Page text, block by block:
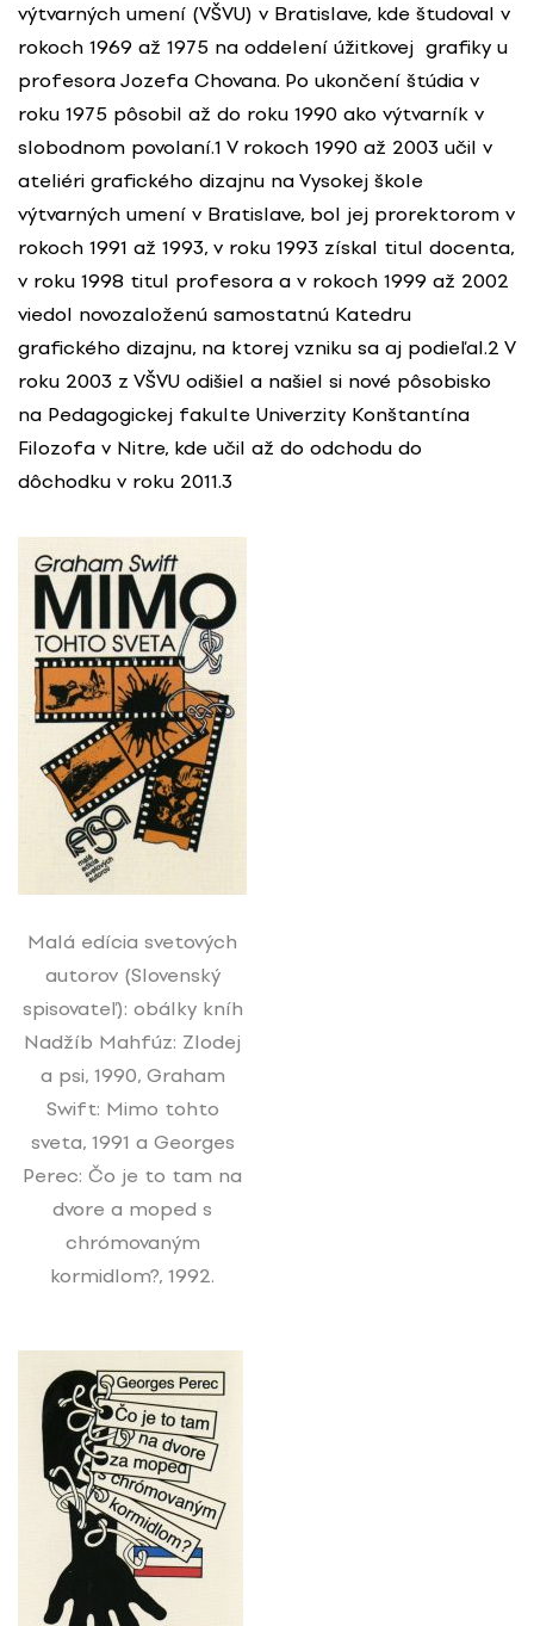
výtvarných umení (VŠVU) v Bratislave, kde študoval v
rokoch 1969 až 1975 na oddelení úžitkovej grafiky u
profesora Jozefa Chovana. Po ukončení štúdia v
roku 1975 pôsobil až do roku 1990 ako výtvarník v
slobodnom povolaní.1 V rokoch 1990 až 2003 učil v
ateliéri grafického dizajnu na Vysokej škole
výtvarných umení v Bratislave, bol jej prorektorom v
rokoch 1991 až 1993, v roku 1993 získal titul docenta,
v roku 1998 titul profesora a v rokoch 1999 až 2002
viedol novozaloženú samostatnú Katedru
grafického dizajnu, na ktorej vzniku sa aj podieľal.2 V
roku 2003 z VŠVU odišiel a našiel si nové pôsobisko
na Pedagogickej fakulte Univerzity Konštantína
Filozofa v Nitre, kde učil až do odchodu do
dôchodku v roku 2011.3
Malá edícia svetových
autorov (Slovenský
spisovateľ): obálky kníh
Nadžíb Mahfúz: Zlodej
a psi, 1990, Graham
Swift: Mimo tohto
sveta, 1991 a Georges
Perec: Čo je to tam na
dvore a moped s
chrómovaným
kormidlom?, 1992.